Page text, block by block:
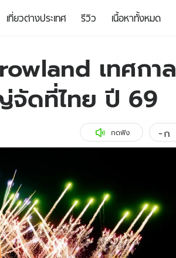
วย ไลฟ์สไตล์
วัยรุ่น
ไอที
รถยนต์
สุขภาพ
เที่ยว-กิน
Sanook Choice
เที่ยวต่างประเทศ รีวิว เนื้อหาทั้งหมด
เทศกาล
จัดที่ไทย ปี 69
กดฟัง -ก